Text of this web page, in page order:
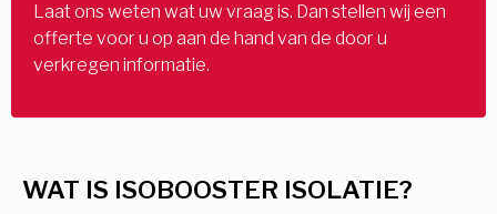
WAT IS ISOBOOSTER ISOLATIE?
Laat ons weten wat uw vraag is. Dan stellen wij een
offerte voor u op aan de hand van de door u
verkregen informatie.